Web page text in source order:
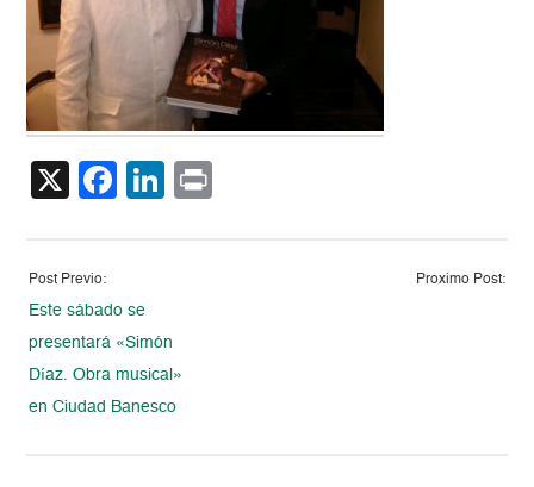
X Facebook
LinkedIn
Post Previo:
Este sábado se
presentará «Simón
Díaz. Obra musical»
en Ciudad Banesco
Proximo Post: